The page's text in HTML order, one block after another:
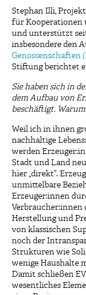
Stephan Illi,
für Kooperationen
und unterstützt
insbesondere den
Genossenschaften
Stiftung berichtet
Sie haben sich in
dem Aufbau von
beschäftigt.
Weil ich in ihnen
nachhaltige
werden
Stadt und Land
hier „direkt“.
unmittelbare
Erzeuger:innen
Verbraucher:innen
Herstellung und
von klassischen
noch der
Strukturen wie
wenige Haushalte
Damit schließen
wesentliches